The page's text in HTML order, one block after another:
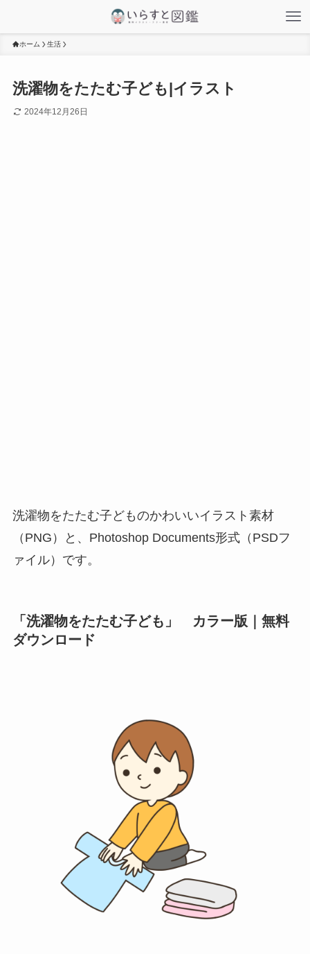
ホーム 生活
洗濯物をたたむ子ども|イラスト
2024年12月26日
洗濯物をたたむ子どものかわいいイラスト素材
（PNG）と、Photoshop Documents形式（PSDフ
ァイル）です。
「洗濯物をたたむ子ども」 カラー版｜無料
ダウンロード